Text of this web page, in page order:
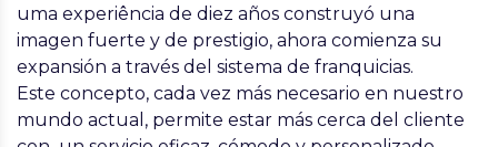
uma experiência de diez años construyó una
imagen fuerte y de prestigio, ahora comienza su
expansión a través del sistema de franquicias.
Este concepto, cada vez más necesario en nuestro
mundo actual, permite estar más cerca del cliente